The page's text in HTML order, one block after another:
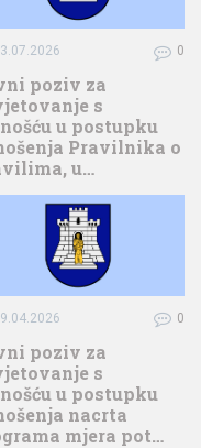
0
poziv za
s
u postupku
Pravilnika o
u…
0
poziv za
s
u postupku
nacrta
mjera pot…